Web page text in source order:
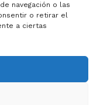
navegación o las
o retirar el
a ciertas